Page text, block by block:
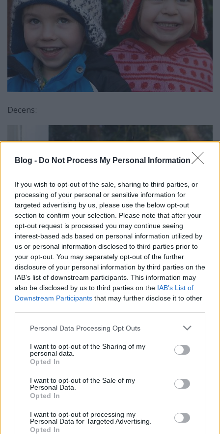
Blog - Do Not Process My Personal Information
If you wish to opt-out of the sale, sharing to third parties, or
processing of your personal or sensitive information for
targeted advertising by us, please use the below opt-out
section to confirm your selection. Please note that after your
opt-out request is processed you may continue seeing
interest-based ads based on personal information utilized by
us or personal information disclosed to third parties prior to
your opt-out. You may separately opt-out of the further
disclosure of your personal information by third parties on the
IAB’s list of downstream participants. This information may
also be disclosed by us to third parties on the IAB’s List of
Downstream Participants that may further disclose it to other
Please note that this website/app uses one or more Google
not limited to your visit or usage behaviour. You may click to
grant or deny consent to Google and its third-party tags to
use your data for below specified purposes in below Google
consent section.
Personal Data Processing Opt Outs
I want to opt-out of the Sharing of my
personal data.
Opted In
I want to opt-out of the Sale of my
Personal Data.
Opted In
I want to opt-out of processing my
Personal Data for Targeted Advertising.
Opted In
Decens: